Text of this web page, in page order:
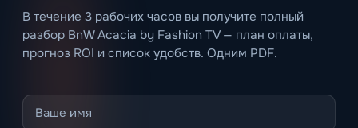
В течение 3 рабочих часов вы получите полный
разбор BnW Acacia by Fashion TV — план оплаты,
прогноз ROI и список удобств. Одним PDF.